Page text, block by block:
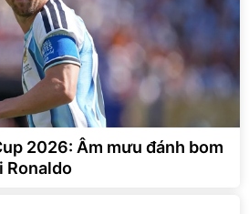
2026: Âm mưu đánh bom
Ronaldo